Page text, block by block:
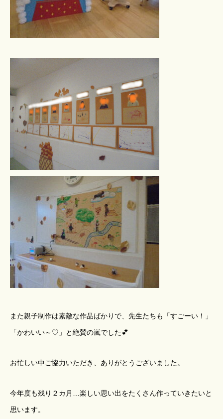
また親子制作は素敵な作品ばかりで、先生たちも「すごーい！」
「かわいい～♡」と絶賛の嵐でした💕
お忙しい中ご協力いただき、ありがとうございました。
今年度も残り２カ月…楽しい思い出をたくさん作っていきたいと
思います。